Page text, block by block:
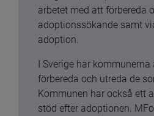
arbetet med att förbereda
adoptionssökande samt
adoption.
I Sverige har
förbereda och utreda de
Kommunen har också ett
stöd efter adoptionen.